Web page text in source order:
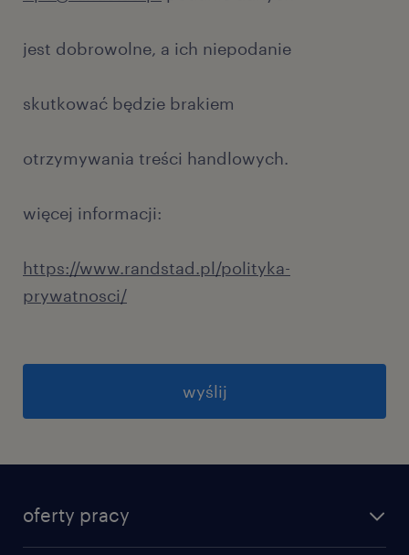
jest dobrowolne, a ich niepodanie
skutkować będzie brakiem
otrzymywania treści handlowych.
więcej informacji:
https://www.randstad.pl/polityka-
prywatnosci/
oferty pracy